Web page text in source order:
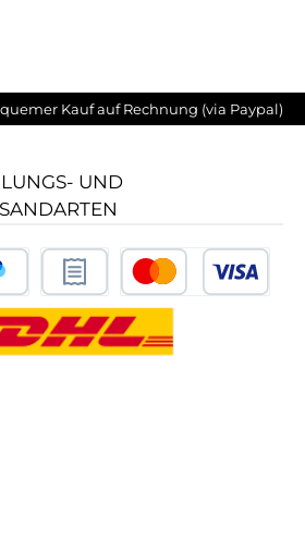
Kauf auf Rechnung (via Paypal)
UND